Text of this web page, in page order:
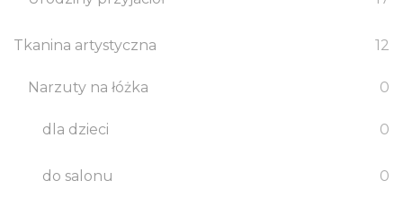
Tkanina artystyczna 12
Narzuty na łóżka 0
dla dzieci 0
do salonu 0